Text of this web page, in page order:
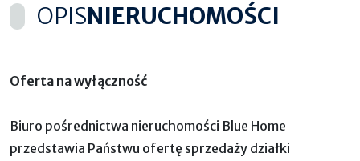
OPISNIERUCHOMOŚCI
Oferta na wyłączność
Biuro pośrednictwa nieruchomości Blue Home
przedstawia Państwu ofertę sprzedaży działki